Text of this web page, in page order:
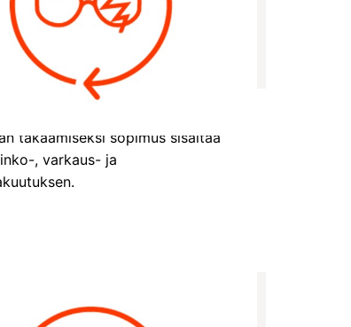
takaamiseksi sopimus sisältää
, varkaus- ja